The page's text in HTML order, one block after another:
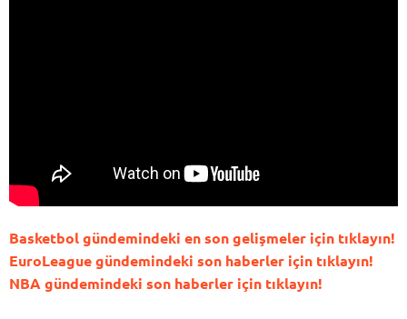
Basketbol gündemindeki en son gelişmeler için tıklayın!
EuroLeague gündemindeki son haberler için tıklayın!
NBA gündemindeki son haberler için tıklayın!